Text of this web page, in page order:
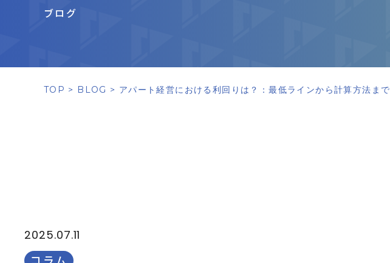
ブログ
TOP BLOG アパート経営における利回りは？：最低ラインから計算方法まで
2025.07.11